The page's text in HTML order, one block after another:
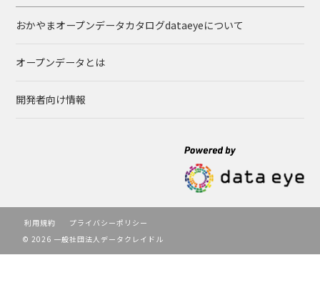
おかやまオープンデータカタログdataeyeについて
オープンデータとは
開発者向け情報
利用規約
プライバシーポリシー
© 2026 一般社団法人データクレイドル